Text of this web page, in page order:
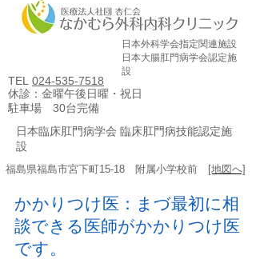
日本外科学会指定関連施設
日本大腸肛門病学会認定施
設
TEL 024-535-7518
休診：金曜午後日曜・祝日
駐車場 30台完備
日本臨床肛門病学会 臨床肛門病技能認定施
設
福島県福島市宮下町15-18 附属小学校前 [地図へ]
かかりつけ医：まづ最初に相
談できる医師がかかりつけ医
です。